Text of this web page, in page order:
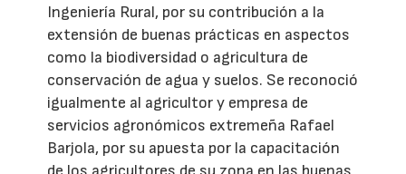
Ingeniería Rural, por su contribución a la
extensión de buenas prácticas en aspectos
como la biodiversidad o agricultura de
conservación de agua y suelos. Se reconoció
igualmente al agricultor y empresa de
servicios agronómicos extremeña Rafael
Barjola, por su apuesta por la capacitación